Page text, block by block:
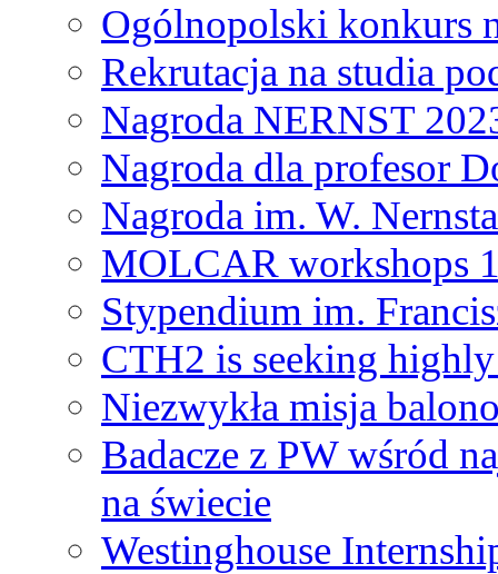
Ogólnopolski konkurs
Rekrutacja na studia
Nagroda NERNST
Nagroda dla profesor
Nagroda im. W.
MOLCAR workshops
Stypendium im.
CTH2 is seeking
Niezwykła misja
Badacze z PW wśród
na świecie
Westinghouse